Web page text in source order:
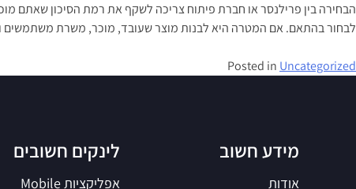
הבחירה בין פרילנסר או חברת פיתוח צריכה לשקף את רמת הסיכון שאתם
לבחור בהתאם. אם המטרה היא לבנות מוצר שעובד, מוכר, משרת משתמשים
Posted in Uncategorized
מידע חשוב
אודות
לינקים חשובים
אפליקציות Mobile